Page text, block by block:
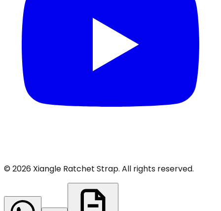
© 2026 Xiangle Ratchet Strap. All rights reserved.